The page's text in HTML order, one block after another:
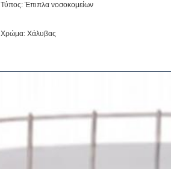
Τύπος: Έπιπλα νοσοκομείων
Χρώμα: Χάλυβας